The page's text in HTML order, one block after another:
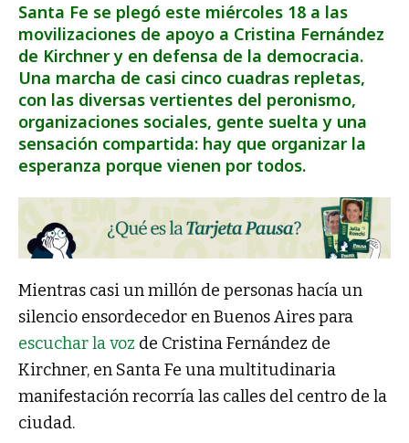
Santa Fe se plegó este miércoles 18 a las
movilizaciones de apoyo a Cristina Fernández
de Kirchner y en defensa de la democracia.
Una marcha de casi cinco cuadras repletas,
con las diversas vertientes del peronismo,
organizaciones sociales, gente suelta y una
sensación compartida: hay que organizar la
esperanza porque vienen por todos.
Mientras casi un millón de personas hacía un
silencio ensordecedor en Buenos Aires para
escuchar la voz de Cristina Fernández de
Kirchner, en Santa Fe una multitudinaria
manifestación recorría las calles del centro de la
ciudad.